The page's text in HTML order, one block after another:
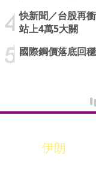
快新聞／台股再
站上4萬5大關
國際鋼價落底回
伊朗